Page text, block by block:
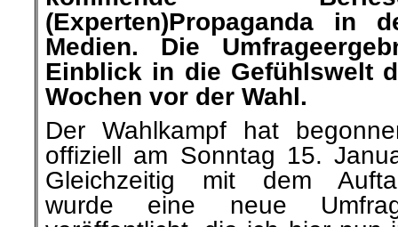
(Experten)Propaganda in
Medien. Die
Einblick in die Gefühlswelt
Wochen vor der Wahl.
Der Wahlkampf hat
offiziell am Sonntag 15.
Gleichzeitig mit dem
wurde eine neue